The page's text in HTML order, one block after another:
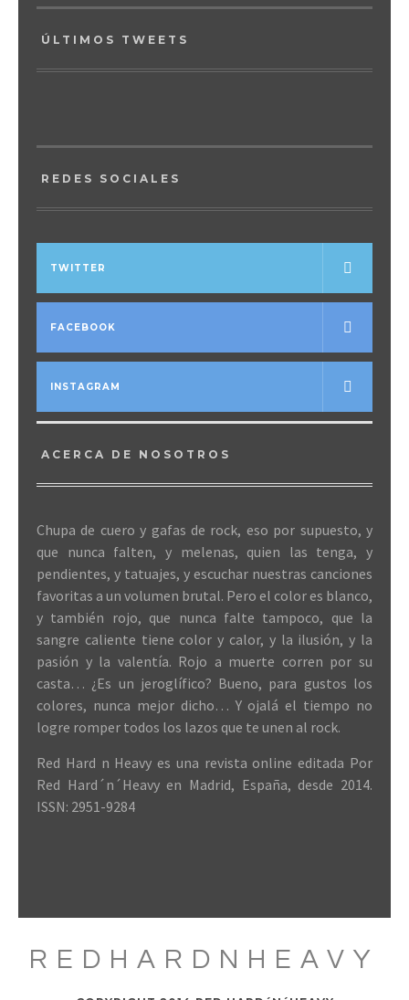
ÚLTIMOS TWEETS
REDES SOCIALES
TWITTER
FACEBOOK
INSTAGRAM
ACERCA DE NOSOTROS
Chupa de cuero y gafas de rock, eso por supuesto, y
que nunca falten, y melenas, quien las tenga, y
pendientes, y tatuajes, y escuchar nuestras canciones
favoritas a un volumen brutal. Pero el color es blanco,
y también rojo, que nunca falte tampoco, que la
sangre caliente tiene color y calor, y la ilusión, y la
pasión y la valentía. Rojo a muerte corren por su
casta… ¿Es un jeroglífico? Bueno, para gustos los
colores, nunca mejor dicho… Y ojalá el tiempo no
logre romper todos los lazos que te unen al rock.
Red Hard n Heavy es una revista online editada Por
Red Hard´n´Heavy en Madrid, España, desde 2014.
ISSN: 2951-9284
REDHARDNHEAVY